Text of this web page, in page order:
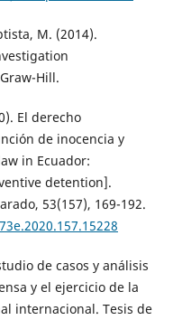
M. (2014).
Hill.
El derecho
de inocencia y
in Ecuador:
detention].
53(157), 169-192.
de casos y análisis
y el ejercicio de la
internacional. Tesis de